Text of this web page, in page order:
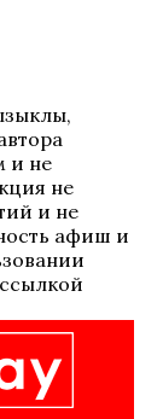
и не
не
и не
афиш и